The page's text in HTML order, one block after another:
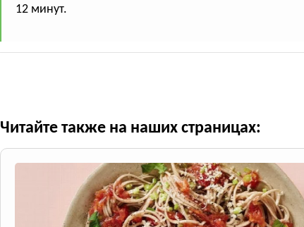
12 минут.
Читайте также на наших страницах: